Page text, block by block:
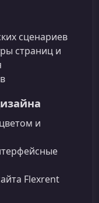
сценариев
страниц и
и
Flexrent